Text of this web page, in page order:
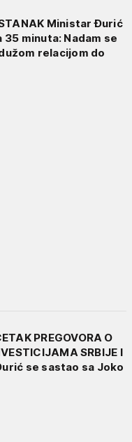
Ministar Đurić
35 minuta: Nadam se
relacijom do
PREGOVORA O
SRBIJE I
se sastao sa Joko